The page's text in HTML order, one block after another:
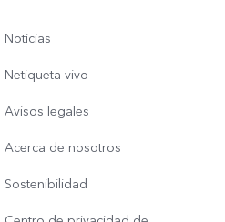
Noticias
Netiqueta vivo
Avisos legales
Acerca de nosotros
Sostenibilidad